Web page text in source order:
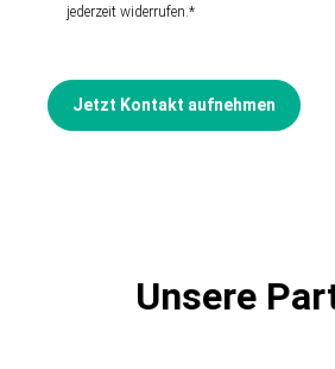
jederzeit widerrufen.*
Jetzt Kontakt aufnehmen
Unsere